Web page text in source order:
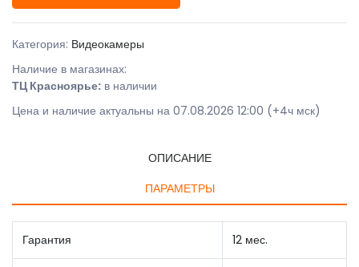
Категория: Видеокамеры
Наличие в магазинах:
ТЦ Красноярье: в наличии
Цена и наличие актуальны на 07.08.2026 12:00 (+4ч мск)
ОПИСАНИЕ
ПАРАМЕТРЫ
Гарантия 12 мес.